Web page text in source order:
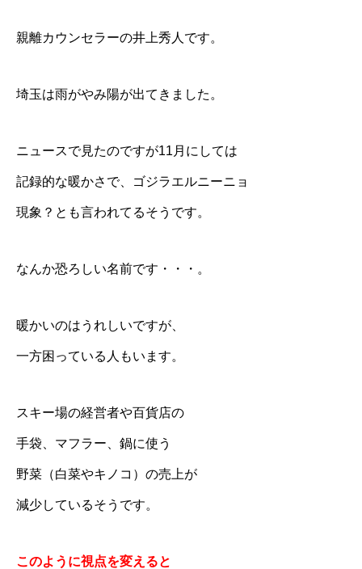
親離カウンセラーの井上秀人です。
埼玉は雨がやみ陽が出てきました。
ニュースで見たのですが11月にしては
記録的な暖かさで、ゴジラエルニーニョ
現象？とも言われてるそうです。
なんか恐ろしい名前です・・・。
暖かいのはうれしいですが、
一方困っている人もいます。
スキー場の経営者や百貨店の
手袋、マフラー、鍋に使う
野菜（白菜やキノコ）の売上が
減少しているそうです。
このように視点を変えると